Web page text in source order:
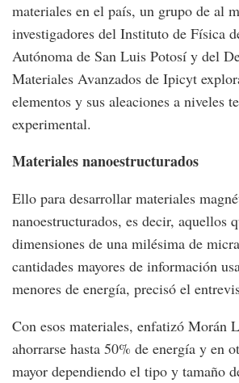
materiales en el país, un grupo de al
investigadores del Instituto de Física
Autónoma de San Luis Potosí y del
Materiales Avanzados de Ipicyt
elementos y sus aleaciones a niveles
experimental.
Materiales nanoestructurados
Ello para desarrollar materiales
nanoestructurados, es decir, aquellos
dimensiones de una milésima de
cantidades mayores de información
menores de energía, precisó el
Con esos materiales, enfatizó Morán
ahorrarse hasta 50% de energía y en
mayor dependiendo el tipo y tamaño